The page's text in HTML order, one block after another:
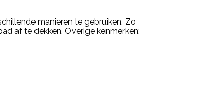
manieren te gebruiken. Zo
af te dekken. Overige kenmerken: